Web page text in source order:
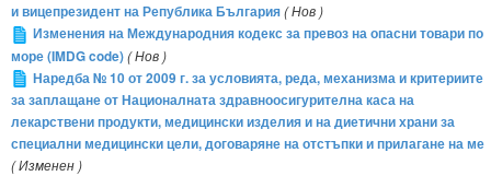
и вицепрезидент на Република България( Нов )
Изменения на Международния кодекс за превоз на опасни товари по
море (IMDG code)( Нов )
Наредба № 10 от 2009 г. за условията, реда, механизма и критериите
за заплащане от Националната здравноосигурителна каса на
лекарствени продукти, медицински изделия и на диетични храни за
специални медицински цели, договаряне на отстъпки и прилагане на ме
( Изменен )